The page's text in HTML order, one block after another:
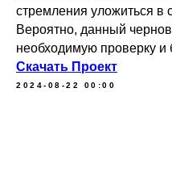
стремления уложиться в
Вероятно, данный
необходимую проверку и
Скачать Проект
2024-08-22 00:00